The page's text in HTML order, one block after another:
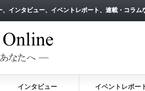
インタビュー、イベントレポート、連載・コラ
インタビュー、イベントレポート、連載・コラ
インタビュー イベントレポー